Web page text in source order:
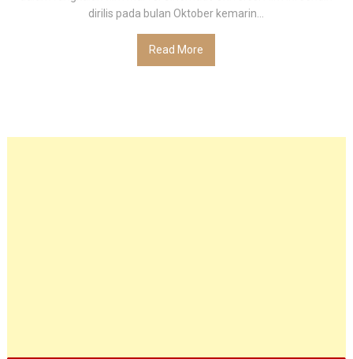
dirilis pada bulan Oktober kemarin...
Read More